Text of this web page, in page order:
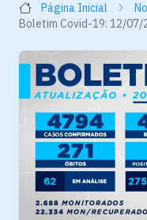
Página Inicial
Boletim Covid-19: 12/07/